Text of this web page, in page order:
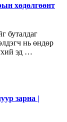
хөдөлгөөнт
буталдаг
нь өндөр
эд …
зарна |